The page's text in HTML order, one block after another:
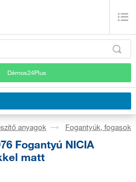
Démos24Plus
anyagok Fogantyúk, fogasok
Fogantyú NICIA
matt